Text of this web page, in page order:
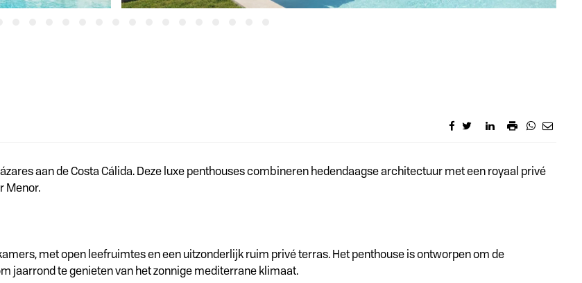
aan de Costa Cálida. Deze luxe penthouses combineren hedendaagse architectuur met een royaal privé
Menor.
met open leefruimtes en een uitzonderlijk ruim privé terras. Het penthouse is ontworpen om de
jaarrond te genieten van het zonnige mediterrane klimaat.